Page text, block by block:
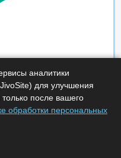
аналитики
для улучшения
после вашего
обработки персональных